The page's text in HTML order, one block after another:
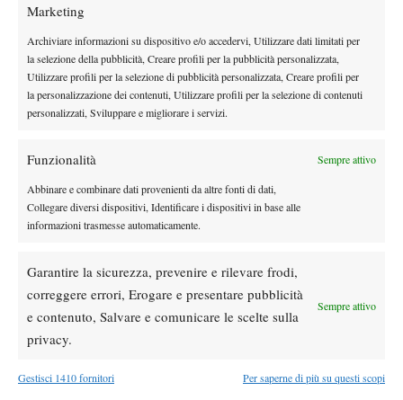
Marketing
Archiviare informazioni su dispositivo e/o accedervi, Utilizzare dati limitati per
la selezione della pubblicità, Creare profili per la pubblicità personalizzata,
Utilizzare profili per la selezione di pubblicità personalizzata, Creare profili per
la personalizzazione dei contenuti, Utilizzare profili per la selezione di contenuti
personalizzati, Sviluppare e migliorare i servizi.
Funzionalità Sempre attivo
Abbinare e combinare dati provenienti da altre fonti di dati,
Collegare diversi dispositivi, Identificare i dispositivi in base alle
informazioni trasmesse automaticamente.
Garantire la sicurezza, prevenire e rilevare frodi,
correggere errori, Erogare e presentare pubblicità
e contenuto, Salvare e comunicare le scelte sulla
privacy.
Sempre attivo
Gestisci 1410 fornitori Per saperne di più su questi scopi
Atp News
Masters 1000 Montreal 2026: programma,
orario e ordine di gioco venerdì 7 agosto.
Arnaldi apre sul Centrale
Masters 1000 Montreal 2026: Darderi
Atp News
out per Shang contro Darderi
News Wta